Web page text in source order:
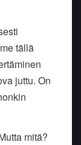
tällä
juttu. On
mitä?